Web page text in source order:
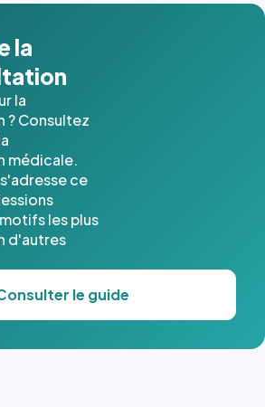
la
la
Consultez
médicale.
ce
les plus
d'autres
le guide